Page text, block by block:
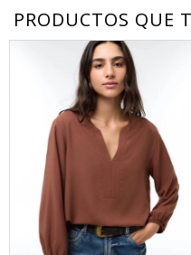
PRODUCTOS QUE